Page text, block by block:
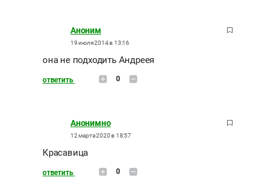
Аноним
19 июля 2014 в 13:16
она не подходить Андреея
ответить 0
Анонимно
12 марта 2020 в 18:57
Красавица
ответить 0